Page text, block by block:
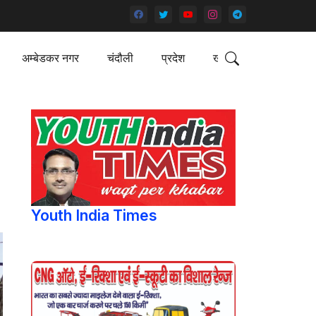
अम्बेडकर नगर चंदौली प्रदेश खेल
Youth India Times